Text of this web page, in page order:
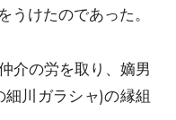
けたのであった。
介の労を取り、嫡男
川ガラシャ)の縁組